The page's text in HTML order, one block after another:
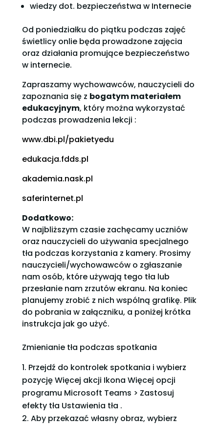
wiedzy dot. bezpieczeństwa w Internecie
Od poniedziałku do piątku podczas zajęć
świetlicy onlie będa prowadzone zajęcia
oraz działania promujące bezpieczeństwo
w internecie.
Zapraszamy wychowawców, nauczycieli do
zapoznania się z bogatym materiałem
edukacyjnym, który można wykorzystać
podczas prowadzenia lekcji :
www.dbi.pl/pakietyedu
edukacja.fdds.pl
akademia.nask.pl
saferinternet.pl
Dodatkowo:
W najbliższym czasie zachęcamy uczniów
oraz nauczycieli do używania specjalnego
tła podczas korzystania z kamery. Prosimy
nauczycieli/wychowawców o zgłaszanie
nam osób, które używają tego tła lub
przesłanie nam zrzutów ekranu. Na koniec
planujemy zrobić z nich wspólną grafikę. Plik
do pobrania w załączniku, a poniżej krótka
instrukcja jak go użyć.
Zmienianie tła podczas spotkania
Przejdź do kontrolek spotkania i wybierz
pozycję Więcej akcji Ikona Więcej opcji
programu Microsoft Teams > Zastosuj
efekty tła Ustawienia tła .
Aby przekazać własny obraz, wybierz